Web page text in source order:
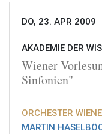
DO, 23. APR 2009
AKADEMIE DER
Wiener
Sinfonien"
ORCHESTER
MARTIN